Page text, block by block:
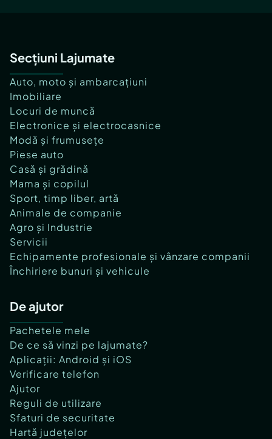
Secțiuni Lajumate
Auto, moto și ambarcațiuni
Imobiliare
Locuri de muncă
Electronice și electrocasnice
Modă și frumusețe
Piese auto
Casă și grădină
Mama și copilul
Sport, timp liber, artă
Animale de companie
Agro și Industrie
Servicii
Echipamente profesionale și vânzare companii
Închiriere bunuri și vehicule
De ajutor
Pachetele mele
De ce să vinzi pe lajumate?
Aplicații: Android și iOS
Verificare telefon
Ajutor
Reguli de utilizare
Sfaturi de securitate
Hartă județelor